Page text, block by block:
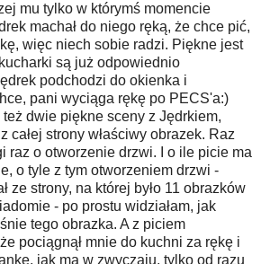
mu tylko w którymś momencie
machał do niego ręką, że chce pić,
więc niech sobie radzi. Piękne jest
są już odpowiednio
podchodzi do okienka i
pani wyciąga rękę po PECS'a:)
też dwie piękne sceny z Jędrkiem,
całej strony właściwy obrazek. Raz
raz o otworzenie drzwi. I o ile picie ma
o tyle z tym otworzeniem drzwi -
ze strony, na której było 11 obrazków
- po prostu widziałam, jak
tego obrazka. A z piciem
pociągnął mnie do kuchni za rękę i
jak ma w zwyczaju, tylko od razu